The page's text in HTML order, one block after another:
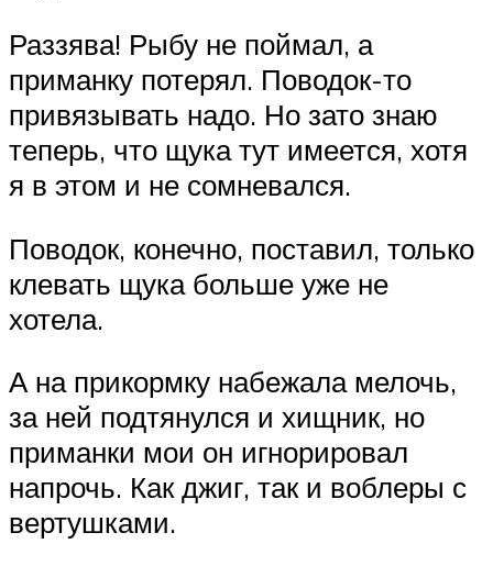
Раззява! Рыбу не поймал, а
приманку потерял. Поводок-то
привязывать надо. Но зато знаю
теперь, что щука тут имеет­ся, хотя
я в этом и не сомневался.
Поводок, конечно, поставил, только
клевать щука больше уже не
хотела.
А на прикормку набежала мелочь,
за ней подтянулся и хищник, но
приманки мои он игнорировал
напрочь. Как джиг, так и воблеры с
вертушками.